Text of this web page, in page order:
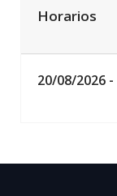
Horarios
20/08/2026 -